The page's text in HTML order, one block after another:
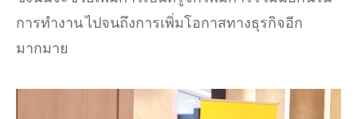
การทำงาน ไปจนถึงการเพิ่มโอกาสทางธุรกิจอีก
มากมาย